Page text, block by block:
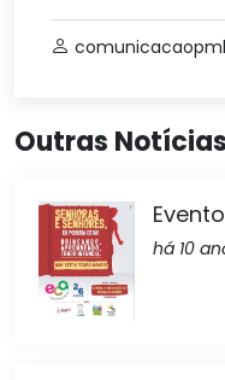
Outras Notícias
há 10